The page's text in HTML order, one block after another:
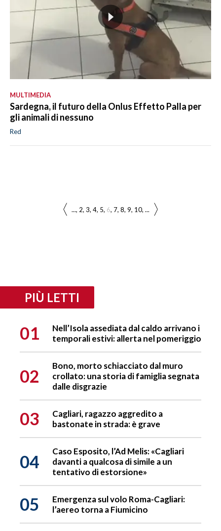
MULTIMEDIA
Sardegna, il futuro della Onlus Effetto Palla per
gli animali di nessuno
Red
... 2 3 4 5 6 7 8 9 10 ...
PIÙ LETTI
01
Nell’Isola assediata dal caldo arrivano i
temporali estivi: allerta nel pomeriggio
02
Bono, morto schiacciato dal muro
crollato: una storia di famiglia segnata
dalle disgrazie
03
Cagliari, ragazzo aggredito a
bastonate in strada: è grave
04
Caso Esposito, l’Ad Melis: «Cagliari
davanti a qualcosa di simile a un
tentativo di estorsione»
05
Emergenza sul volo Roma-Cagliari:
l’aereo torna a Fiumicino